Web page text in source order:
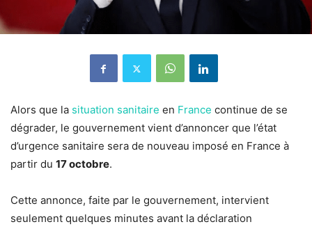
Alors que la situation sanitaire en France continue de se
dégrader, le gouvernement vient d’annoncer que l’état
d’urgence sanitaire sera de nouveau imposé en France à
partir du 17 octobre.
Cette annonce, faite par le gouvernement, intervient
seulement quelques minutes avant la déclaration